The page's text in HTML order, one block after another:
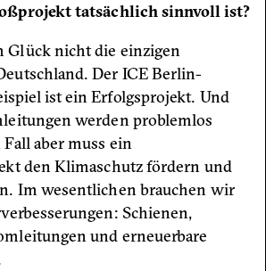
tatsächlich sinnvoll ist?
Glück nicht die einzigen
Der ICE Berlin-
ist ein Erfolgsprojekt. Und
werden problemlos
aber muss ein
den Klimaschutz fördern und
Im wesentlichen brauchen wir
Schienen,
und erneuerbare